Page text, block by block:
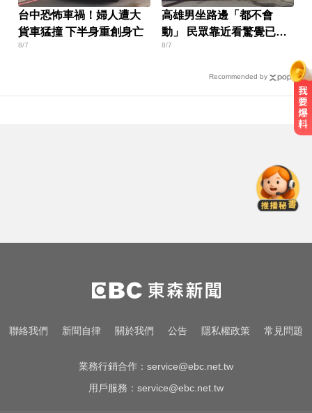
台中恐怖車禍！婦人遭大
貨車猛撞 下半身重創身亡
8/7
高雄男坐路邊「都不會
動」 民眾靠近看驚覺已死
亡！
8/7
Recommended by
假？ 台大回應了
隔夜菜藏致命危機？醫揭預防食物
中毒關鍵
涉製毒、跨國販毒！埃及女星被判
聯絡我們 新聞自律 關於我們 公告 隱私權政策 常見問題
業務行銷合作： service@ebc.net.tw
用戶服務： service@ebc.net.tw